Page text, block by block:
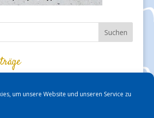
um unsere Website und unseren Service zu
in der „Silbermöwe“ – fast mit den